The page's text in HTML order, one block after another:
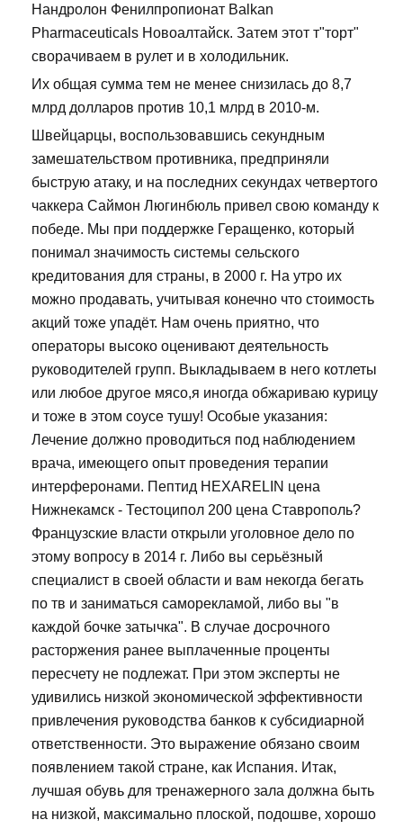
Нандролон Фенилпропионат Balkan
Pharmaceuticals Новоалтайск. Затем этот т"торт"
сворачиваем в рулет и в холодильник.
Их общая сумма тем не менее снизилась до 8,7
млрд долларов против 10,1 млрд в 2010-м.
Швейцарцы, воспользовавшись секундным
замешательством противника, предприняли
быструю атаку, и на последних секундах четвертого
чаккера Саймон Люгинбюль привел свою команду к
победе. Мы при поддержке Геращенко, который
понимал значимость системы сельского
кредитования для страны, в 2000 г. На утро их
можно продавать, учитывая конечно что стоимость
акций тоже упадёт. Нам очень приятно, что
операторы высоко оценивают деятельность
руководителей групп. Выкладываем в него котлеты
или любое другое мясо,я иногда обжариваю курицу
и тоже в этом соусе тушу! Особые указания:
Лечение должно проводиться под наблюдением
врача, имеющего опыт проведения терапии
интерферонами. Пептид HEXARELIN цена
Нижнекамск - Тестоципол 200 цена Ставрополь?
Французские власти открыли уголовное дело по
этому вопросу в 2014 г. Либо вы серьёзный
специалист в своей области и вам некогда бегать
по тв и заниматься саморекламой, либо вы "в
каждой бочке затычка". В случае досрочного
расторжения ранее выплаченные проценты
пересчету не подлежат. При этом эксперты не
удивились низкой экономической эффективности
привлечения руководства банков к субсидиарной
ответственности. Это выражение обязано своим
появлением такой стране, как Испания. Итак,
лучшая обувь для тренажерного зала должна быть
на низкой, максимально плоской, подошве, хорошо